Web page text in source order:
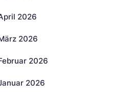
2026
2026
2026
2026